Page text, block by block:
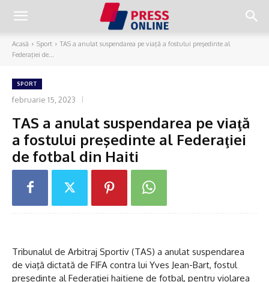
Acasă Sport
TAS a anulat suspendarea pe viaţă a fostului preşedinte al
Federaţiei de...
SPORT
februarie 15, 2023
TAS a anulat suspendarea pe viaţă
a fostului preşedinte al Federaţiei
de fotbal din Haiti
Tribunalul de Arbitraj Sportiv (TAS) a anulat suspendarea
de viaţă dictată de FIFA contra lui Yves Jean-Bart, fostul
preşedinte al Federaţiei haitiene de fotbal, pentru violarea